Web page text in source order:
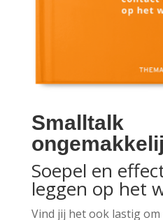
Smalltalk
Soepel en
leggen op het
Vind jij het ook lastig